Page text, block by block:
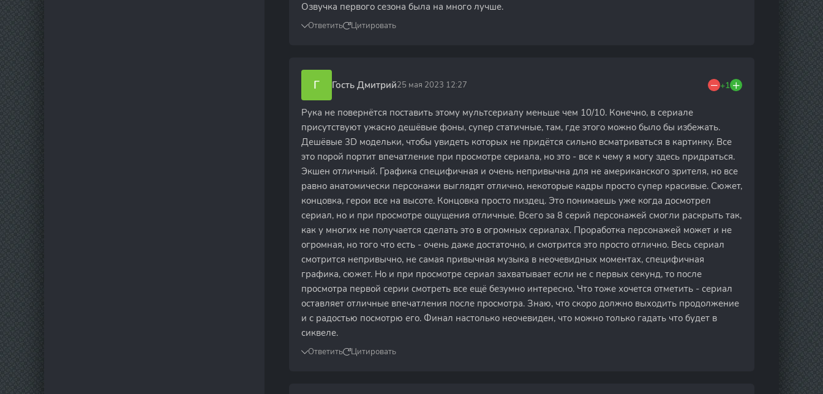
Озвучка первого сезона была на много лучше.
Ответить Цитировать
Г Гость Дмитрий25 мая 2023 12:27 +1
Рука не повернётся поставить этому мультсериалу меньше чем 10/10. Конечно, в сериале
присутствуют ужасно дешёвые фоны, супер статичные, там, где этого можно было бы избежать.
Дешёвые 3D модельки, чтобы увидеть которых не придётся сильно всматриваться в картинку. Все
это порой портит впечатление при просмотре сериала, но это - все к чему я могу здесь придраться.
Экшен отличный. Графика специфичная и очень непривычна для не американского зрителя, но все
равно анатомически персонажи выглядят отлично, некоторые кадры просто супер красивые. Сюжет,
концовка, герои все на высоте. Концовка просто пиздец. Это понимаешь уже когда досмотрел
сериал, но и при просмотре ощущения отличные. Всего за 8 серий персонажей смогли раскрыть так,
как у многих не получается сделать это в огромных сериалах. Проработка персонажей может и не
огромная, но того что есть - очень даже достаточно, и смотрится это просто отлично. Весь сериал
смотрится непривычно, не самая привычная музыка в неочевидных моментах, специфичная
графика, сюжет. Но и при просмотре сериал захватывает если не с первых секунд, то после
просмотра первой серии смотреть все ещё безумно интересно. Что тоже хочется отметить - сериал
оставляет отличные впечатления после просмотра. Знаю, что скоро должно выходить продолжение
и с радостью посмотрю его. Финал настолько неочевиден, что можно только гадать что будет в
сиквеле.
Ответить Цитировать